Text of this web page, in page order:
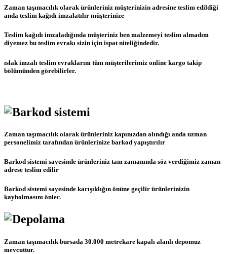
Zaman taşımacılık olarak ürünleriniz müşterinizin adresine teslim edildiği
anda teslim kağıdı imzalatılır müşterinize
Teslim kağıdı imzaladığında müşteriniz ben malzemeyi teslim almadım
diyemez bu teslim evrakı sizin için ispat niteliğindedir.
ıslak imzalı teslim evraklarını tüm müşterilerimiz online kargo takip
bölümünden görebilirler.
Zaman taşımacılık olarak ürünleriniz kapınızdan alındığı anda uzman
personelimiz tarafından ürünlerinize barkod yapıştırılır
Barkod sistemi sayesinde ürünleriniz tam zamanında söz verdiğimiz zaman
adrese teslim edilir
Barkod sistemi sayesinde karışıklığın önüne geçilir ürünlerinizin
kaybolmasını önler.
Zaman taşımacılık bursada 30.000 metrekare kapalı alanlı depomuz
mevcuttur.